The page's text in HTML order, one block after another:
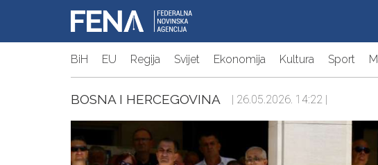
BiH EU Regija Svijet Ekonomija Kultura Sport
BOSNA I HERCEGOVINA | 26.05.2026. 14:22 |